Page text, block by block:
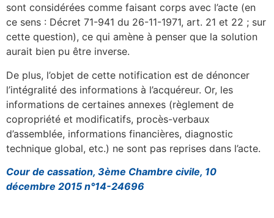
sont considérées comme faisant corps avec l’acte (en
ce sens : Décret 71-941 du 26-11-1971, art. 21 et 22 ; sur
cette question), ce qui amène à penser que la solution
aurait bien pu être inverse.
De plus, l’objet de cette notification est de dénoncer
l’intégralité des informations à l’acquéreur. Or, les
informations de certaines annexes (règlement de
copropriété et modificatifs, procès-verbaux
d’assemblée, informations financières, diagnostic
technique global, etc.) ne sont pas reprises dans l’acte.
Cour de cassation, 3ème Chambre civile, 10
décembre 2015 n°14-24696